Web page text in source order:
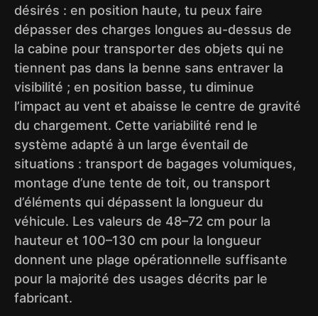
désirés : en position haute, tu peux faire
dépasser des charges longues au-dessus de
la cabine pour transporter des objets qui ne
tiennent pas dans la benne sans entraver la
visibilité ; en position basse, tu diminue
l’impact au vent et abaisse le centre de gravité
du chargement. Cette variabilité rend le
système adapté à un large éventail de
situations : transport de bagages volumiques,
montage d’une tente de toit, ou transport
d’éléments qui dépassent la longueur du
véhicule. Les valeurs de 48–72 cm pour la
hauteur et 100–130 cm pour la longueur
donnent une plage opérationnelle suffisante
pour la majorité des usages décrits par le
fabricant.